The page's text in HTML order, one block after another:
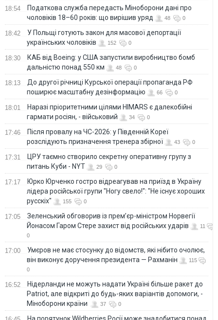
18:54
Податкова служба передасть Міноборони дані про
чоловіків 18–60 років: що вирішив уряд
48 0
18:42
У Польщі готують закон для масової депортації
українських чоловіків
152 0
18:30
КАБ від Boeing: у США запустили виробництво бомб
дальністю понад 550 км
48 0
18:13
До другої річниці Курської операції пропаганда РФ
поширює масштабну дезінформацію
66 0
18:01
Наразі пріоритетними цілями HIMARS є далекобійні
гармати росіян, - військовий
34 0
17:46
Після провалу на ЧС-2026: у Південній Кореї
розслідують призначення тренера збірної
43 0
17:31
ЦРУ таємно створило секретну оперативну групу з
питань Куби - NYT
29 0
17:17
Юрко Юрченко гостро відреагував на приїзд в Україну
лідера російської групи "Ногу свело!": "Не існує хороших
русскіх"
155 0
17:05
Зеленський обговорив із прем’єр-міністром Норвегії
Йонасом Гаром Стере захист від російських ударів
11
0
17:00
Умєров не має стосунку до відомств, які нібито очолює,
він виконує доручення президента — Рахманін
115
0
16:52
Нідерланди не можуть надати Україні більше ракет до
Patriot, але відкриті до будь-яких варіантів допомоги, -
Міноборони країни
37 0